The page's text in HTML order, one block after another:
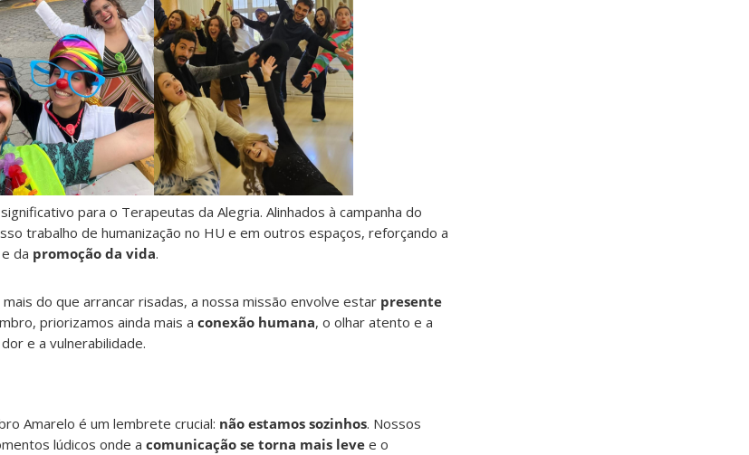
para o Terapeutas da Alegria. Alinhados à campanha do
trabalho de humanização no HU e em outros espaços, reforçando a
e da promoção da vida.
do que arrancar risadas, a nossa missão envolve estar presente
priorizamos ainda mais a conexão humana, o olhar atento e a
e a vulnerabilidade.
Amarelo é um lembrete crucial: não estamos sozinhos. Nossos
lúdicos onde a comunicação se torna mais leve e o